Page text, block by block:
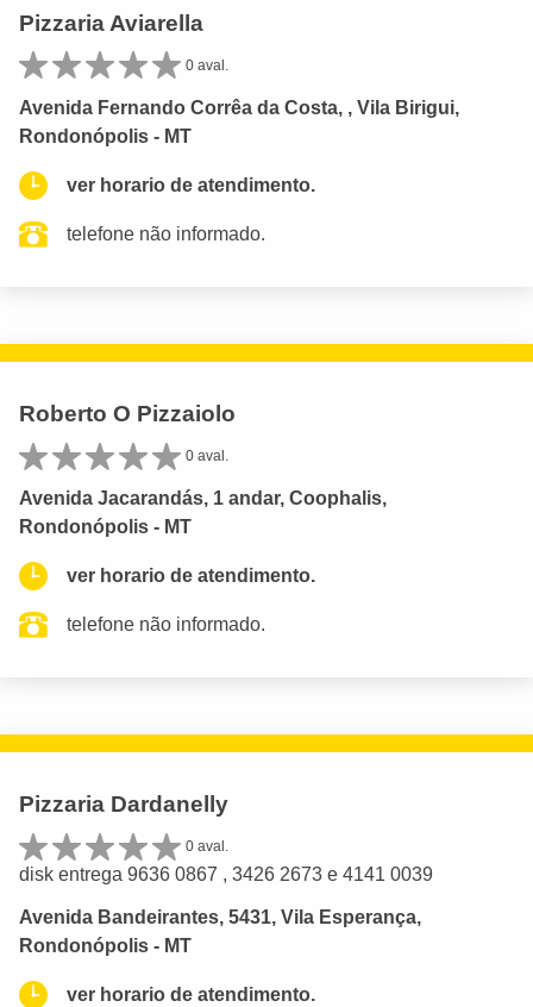
Pizzaria Aviarella
0 aval.
Avenida Fernando Corrêa da Costa, , Vila Birigui,
Rondonópolis - MT
ver horario de atendimento.
telefone não informado.
Roberto O Pizzaiolo
0 aval.
Avenida Jacarandás, 1 andar, Coophalis,
Rondonópolis - MT
ver horario de atendimento.
telefone não informado.
Pizzaria Dardanelly
0 aval.
disk entrega 9636 0867 , 3426 2673 e 4141 0039
Avenida Bandeirantes, 5431, Vila Esperança,
Rondonópolis - MT
ver horario de atendimento.